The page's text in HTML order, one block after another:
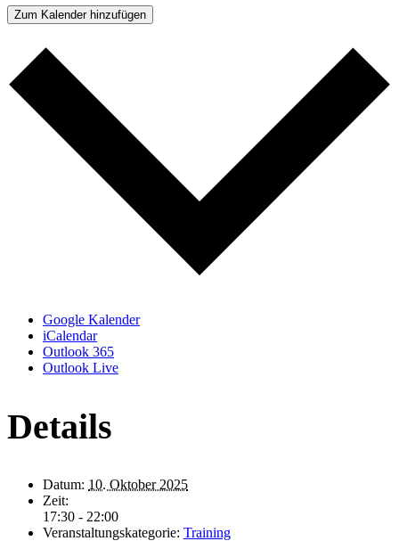
Zum Kalender hinzufügen
Google Kalender
iCalendar
Outlook 365
Outlook Live
Details
Datum: 10. Oktober 2025
Zeit:
17:30 - 22:00
Veranstaltungskategorie: Training